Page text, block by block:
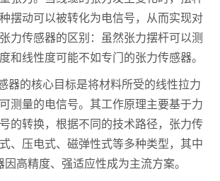
摆动可以被转化为电信号，从而实现对
力传感器的区别：虽然张力摆杆可以测
和线性度可能不如专门的张力传感器。
器的核心目标是将材料所受的线性拉力
测量的电信号。其工作原理主要基于力
的转换，根据不同的技术路径，张力传
、压电式、磁弹性式等多种类型，其中
因高精度、强适应性成为主流方案。